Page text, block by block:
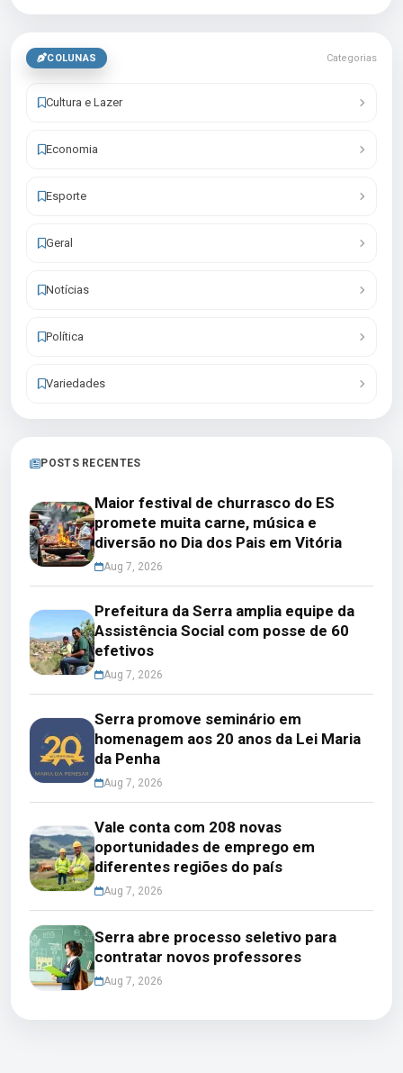
COLUNAS Categorias
Cultura e Lazer
Economia
Esporte
Geral
Notícias
Política
Variedades
POSTS RECENTES
Maior festival de churrasco do ES
promete muita carne, música e
diversão no Dia dos Pais em Vitória
Aug 7, 2026
Prefeitura da Serra amplia equipe da
Assistência Social com posse de 60
efetivos
Aug 7, 2026
Serra promove seminário em
homenagem aos 20 anos da Lei Maria
da Penha
Aug 7, 2026
Vale conta com 208 novas
oportunidades de emprego em
diferentes regiões do país
Aug 7, 2026
Serra abre processo seletivo para
contratar novos professores
Aug 7, 2026